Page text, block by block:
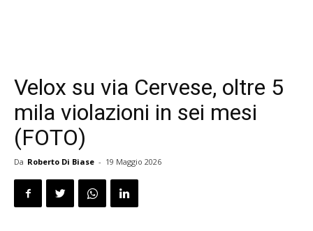
Velox su via Cervese, oltre 5
mila violazioni in sei mesi
(FOTO)
Da Roberto Di Biase - 19 Maggio 2026